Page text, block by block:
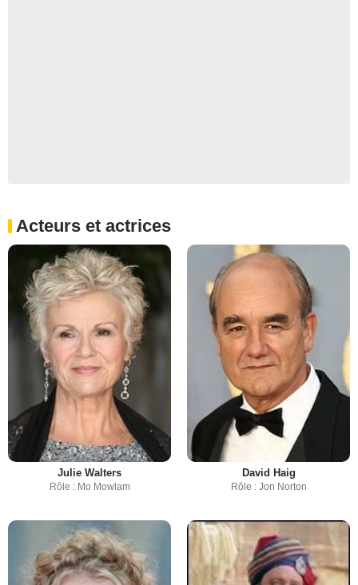
Acteurs et actrices
Julie Walters
Rôle : Mo Mowlam
David Haig
Rôle : Jon Norton